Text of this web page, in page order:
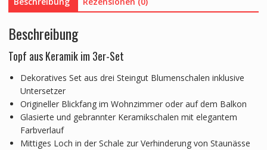
Beschreibung
Topf aus Keramik im 3er-Set
Dekoratives Set aus drei Steingut Blumenschalen inklusive
Untersetzer
Origineller Blickfang im Wohnzimmer oder auf dem Balkon
Glasierte und gebrannter Keramikschalen mit elegantem
Farbverlauf
Mittiges Loch in der Schale zur Verhinderung von Staunässe